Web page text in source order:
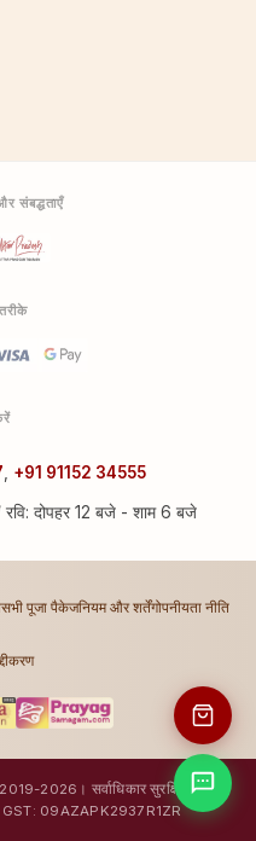
संबद्धताएँ
+91 91152 34555
दोपहर 12 बजे - शाम 6 बजे
सभी पूजा पैकेजनियम और शर्तेंगोपनीयता नीति
2026। सर्वाधिकार सुरक्षित।
GST: 09AZAPK2937R1ZR